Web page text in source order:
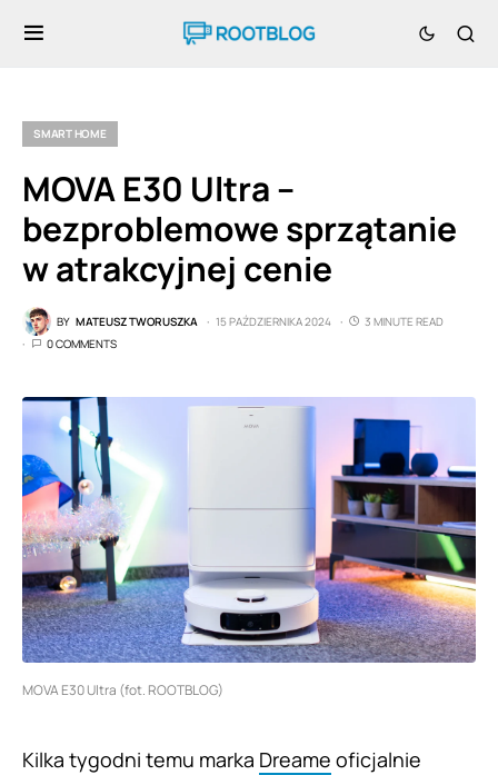
SMART HOME
MOVA E30 Ultra –
bezproblemowe sprzątanie
w atrakcyjnej cenie
BY MATEUSZ TWORUSZKA 15 PAŹDZIERNIKA 2024
3 MINUTE READ
0 COMMENTS
MOVA E30 Ultra (fot. ROOTBLOG)
Kilka tygodni temu marka Dreame oficjalnie